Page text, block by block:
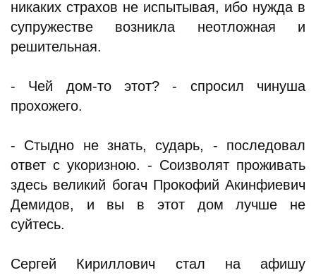
никаких страхов не испытывая, ибо нужда в
супружестве возникла неотложная и
решительная.
- Чей дом-то этот? - спросил чинуша
прохожего.
- Стыдно не знать, сударь, - последовал
ответ с укоризною. - Соизволят проживать
здесь великий богач Прокофий Акинфиевич
Демидов, и вы в этот дом лучше не
суйтесь.
Сергей Кириллович стал на афишу